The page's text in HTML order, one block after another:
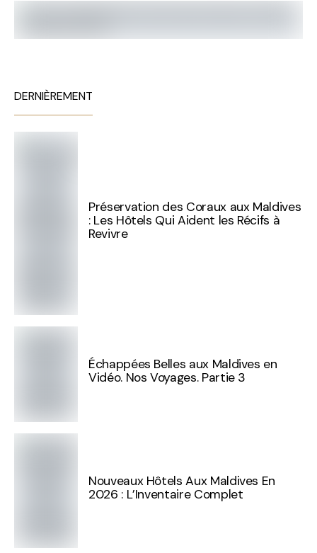
DERNIÈREMENT
Préservation des Coraux aux Maldives
: Les Hôtels Qui Aident les Récifs à
Revivre
Échappées Belles aux Maldives en
Vidéo. Nos Voyages. Partie 3
Nouveaux Hôtels Aux Maldives En
2026 : L’Inventaire Complet